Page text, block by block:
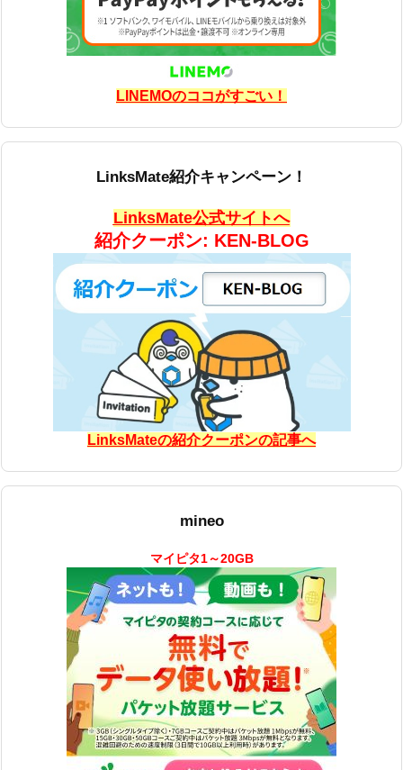
LINEMOのココがすごい！
LinksMate紹介キャンペーン！
LinksMate公式サイトへ
紹介クーポン: KEN-BLOG
LinksMateの紹介クーポンの記事へ
mineo
マイピタ1～20GB